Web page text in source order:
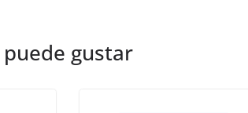
gustar